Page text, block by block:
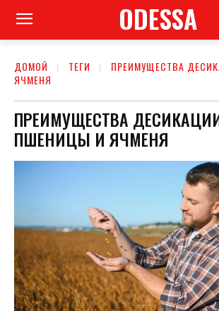
ODESSA
ДОМОЙ ТЕГИ
ПРЕИМУЩЕСТВА
ЯЧМЕНЯ
ПРЕИМУЩЕСТВА
ПШЕНИЦЫ И ЯЧМЕНЯ